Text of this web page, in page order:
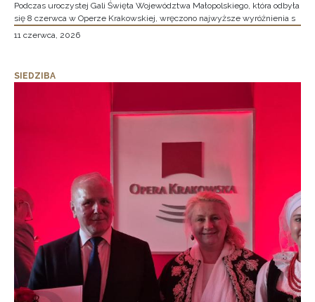
Podczas uroczystej Gali Święta Województwa Małopolskiego, która odbyła
się 8 czerwca w Operze Krakowskiej, wręczono najwyższe wyróżnienia s
11 czerwca, 2026
SIEDZIBA